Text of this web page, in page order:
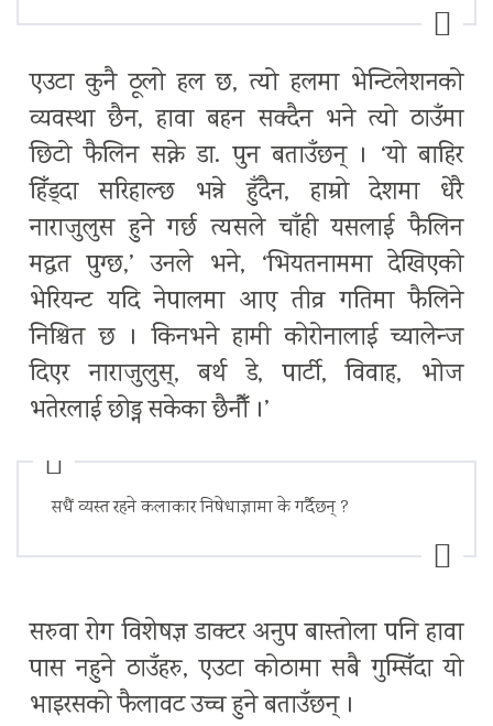
एउटा कुनै ठूलो हल छ, त्यो हलमा भेन्टिलेशनको
व्यवस्था छैन, हावा बहन सक्दैन भने त्यो ठाउँमा
छिटो फैलिन सक्ने डा. पुन बताउँछन् । ‘यो बाहिर
हिँड्दा सरिहाल्छ भन्ने हुँदैन, हाम्रो देशमा धेरै
नाराजुलुस हुने गर्छ त्यसले चाँही यसलाई फैलिन
मद्धत पुग्छ,’ उनले भने, ‘भियतनाममा देखिएको
भेरियन्ट यदि नेपालमा आए तीव्र गतिमा फैलिने
निश्चित छ । किनभने हामी कोरोनालाई च्यालेन्ज
दिएर नाराजुलुस्, बर्थ डे, पार्टी, विवाह, भोज
भतेरलाई छोड्न सकेका छैनौँ ।’
सधैं व्यस्त रहने कलाकार निषेधाज्ञामा के गर्दैछन् ?
सरुवा रोग विशेषज्ञ डाक्टर अनुप बास्तोला पनि हावा
पास नहुने ठाउँहरु, एउटा कोठामा सबै गुम्सिँदा यो
भाइरसको फैलावट उच्च हुने बताउँछन् ।